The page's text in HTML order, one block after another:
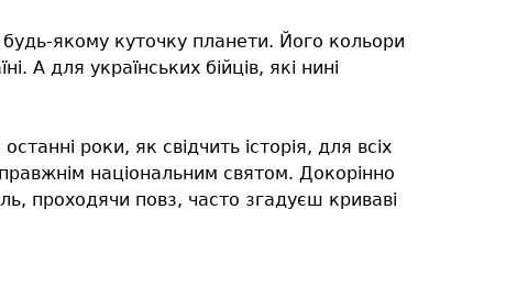
якому куточку планети. Його кольори
А для українських бійців, які нині
роки, як свідчить історія, для всіх
національним святом. Докорінно
проходячи повз, часто згадуєш криваві